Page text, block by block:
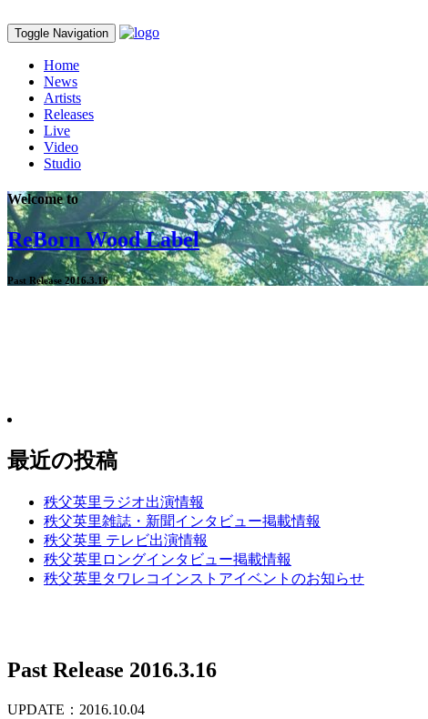
Toggle Navigation
Home
News
Artists
Releases
Live
Video
Studio
Welcome to
ReBorn Wood Label
Past Release 2016.3.16
最近の投稿
秩父英里ラジオ出演情報
秩父英里雑誌・新聞インタビュー掲載情報
秩父英里 テレビ出演情報
秩父英里ロングインタビュー掲載情報
秩父英里タワレコインストアイベントのお知らせ
Past Release 2016.3.16
UPDATE：2016.10.04